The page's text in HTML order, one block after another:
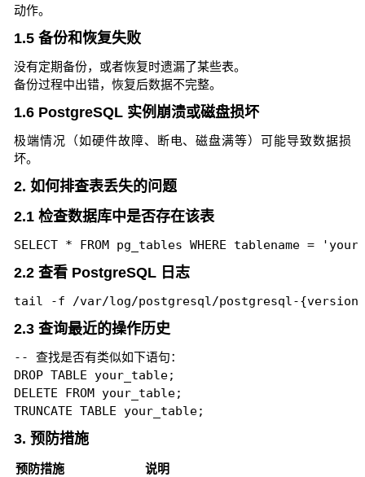
动作。
1.5 备份和恢复失败
没有定期备份，或者恢复时遗漏了某些表。
备份过程中出错，恢复后数据不完整。
1.6 PostgreSQL 实例崩溃或磁盘损坏
极端情况（如硬件故障、断电、磁盘满等）可能导致数据损
坏。
2. 如何排查表丢失的问题
2.1 检查数据库中是否存在该表
2.2 查看 PostgreSQL 日志
2.3 查询最近的操作历史
-- 查找是否有类似如下语句：
DROP TABLE your_table;
DELETE FROM your_table;
3. 预防措施
预防措施 说明